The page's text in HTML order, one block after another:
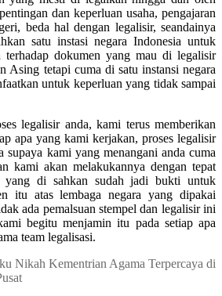
dan keperluan usaha, pengajaran
beda hal dengan legalisir, seandainya
satu instasi negara Indonesia untuk
terhadap dokumen yang mau di legalisir
Asing tetapi cuma di satu instansi negara
untuk keperluan yang tidak sampai
legalisir anda, kami terus memberikan
apa yang kami kerjakan, proses legalisir
kami yang menangani anda cuma
kami akan melakukannya dengan tepat
yang di sahkan sudah jadi bukti untuk
itu atas lembaga negara yang dipakai
ada pemalsuan stempel dan legalisir ini
begitu menjamin itu pada setiap apa
team legalisasi.